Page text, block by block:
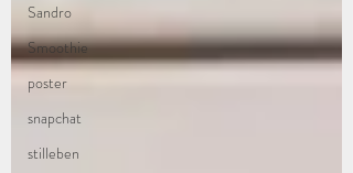
Sandro
Smoothie
poster
snapchat
stilleben